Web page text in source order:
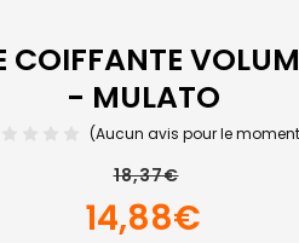
COIFFANTE
- MULATO
(Aucun avis pour le
18,37€
14,88€